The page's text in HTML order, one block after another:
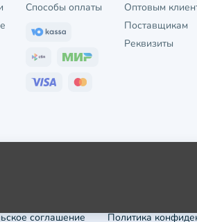
Способы оплаты
Оптовым
Поставщикам
Реквизиты
соглашение Политика